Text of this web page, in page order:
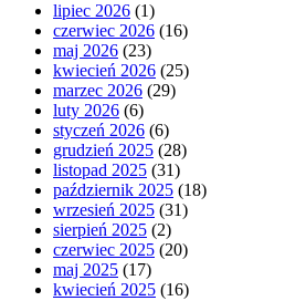
lipiec 2026 (1)
czerwiec 2026 (16)
maj 2026 (23)
kwiecień 2026 (25)
marzec 2026 (29)
luty 2026 (6)
styczeń 2026 (6)
grudzień 2025 (28)
listopad 2025 (31)
październik 2025 (18)
wrzesień 2025 (31)
sierpień 2025 (2)
czerwiec 2025 (20)
maj 2025 (17)
kwiecień 2025 (16)